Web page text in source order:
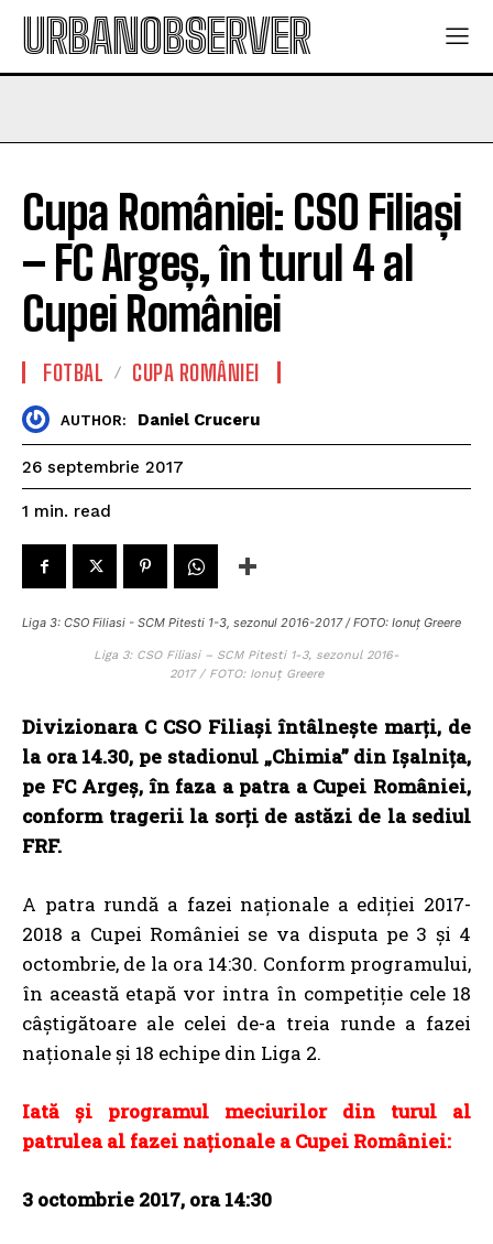
URBANOBSERVER
Cupa României: CSO Filiași
– FC Argeș, în turul 4 al
Cupei României
FOTBAL CUPA ROMÂNIEI
AUTHOR: Daniel Cruceru
26 septembrie 2017
1 min. read
Liga 3: CSO Filiasi - SCM Pitesti 1-3, sezonul 2016-2017 / FOTO: Ionuț Greere
Liga 3: CSO Filiasi – SCM Pitesti 1-3, sezonul 2016-
2017 / FOTO: Ionuț Greere
Divizionara C CSO Filiași întâlnește marți, de
la ora 14.30, pe stadionul „Chimia” din Ișalnița,
pe FC Argeș, în faza a patra a Cupei României,
conform tragerii la sorți de astăzi de la sediul
FRF.
A patra rundă a fazei naţionale a ediţiei 2017-
2018 a Cupei României se va disputa pe 3 şi 4
octombrie, de la ora 14:30. Conform programului,
în această etapă vor intra în competiţie cele 18
câştigătoare ale celei de-a treia runde a fazei
naţionale şi 18 echipe din Liga 2.
Iată şi programul meciurilor din turul al
patrulea al fazei naţionale a Cupei României:
3 octombrie 2017, ora 14:30